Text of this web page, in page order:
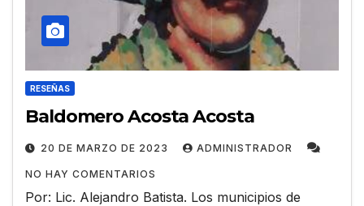
RESEÑAS
Baldomero Acosta Acosta
20 DE MARZO DE 2023 ADMINISTRADOR
NO HAY COMENTARIOS
Por: Lic. Alejandro Batista. Los municipios de